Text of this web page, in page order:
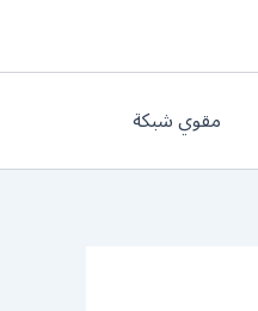
مقوي شبكة